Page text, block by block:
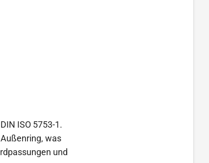
ISO 5753-1.
was
und